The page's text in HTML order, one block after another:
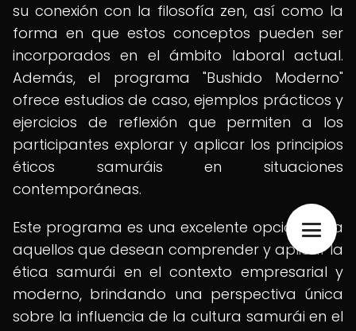
su conexión con la filosofía zen, así como la
forma en que estos conceptos pueden ser
incorporados en el ámbito laboral actual.
Además, el programa "Bushido Moderno"
ofrece estudios de caso, ejemplos prácticos y
ejercicios de reflexión que permiten a los
participantes explorar y aplicar los principios
éticos samuráis en situaciones
contemporáneas.
Este programa es una excelente opción para
aquellos que desean comprender y aplicar la
ética samurái en el contexto empresarial y
moderno, brindando una perspectiva única
sobre la influencia de la cultura samurái en el